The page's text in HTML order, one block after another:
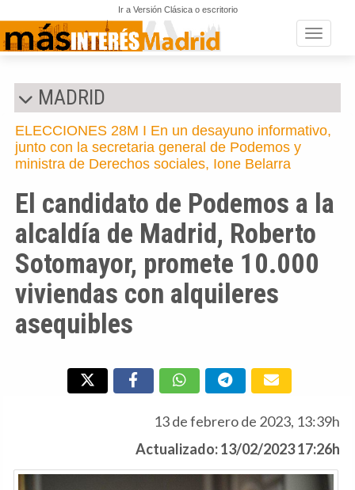
Ir a Versión Clásica o escritorio
Toggle
MADRID
ELECCIONES 28M I En un desayuno informativo,
junto con la secretaria general de Podemos y
ministra de Derechos sociales, Ione Belarra
El candidato de Podemos a la
alcaldía de Madrid, Roberto
Sotomayor, promete 10.000
viviendas con alquileres
asequibles
13 de febrero de 2023, 13:39h
Actualizado: 13/02/2023 17:26h